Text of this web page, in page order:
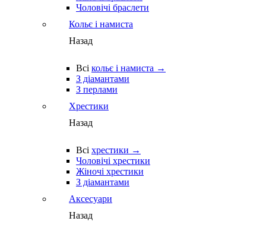
Чоловічі браслети
Кольє і намиста
Назад
Всі кольє і намиста →
З діамантами
З перлами
Хрестики
Назад
Всі хрестики →
Чоловічі хрестики
Жіночі хрестики
З діамантами
Аксесуари
Назад